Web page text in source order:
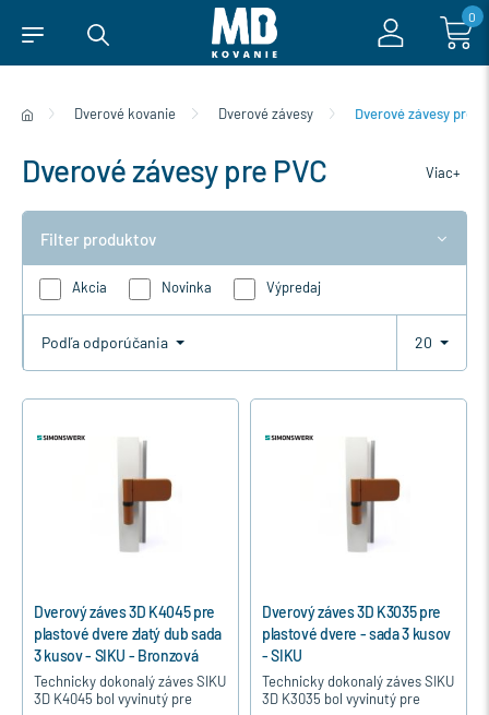
0
Dverové kovanie Dverové závesy Dverové závesy pre
Dverové závesy pre PVC Viac+
Filter produktov
Akcia Novinka Výpredaj
Podľa odporúčania 20
Dverový záves 3D K4045 pre
plastové dvere zlatý dub sada
3 kusov - SIKU - Bronzová
Technicky dokonalý záves SIKU
3D K4045 bol vyvinutý pre
Dverový záves 3D K3035 pre
plastové dvere - sada 3 kusov
- SIKU
Technicky dokonalý záves SIKU
3D K3035 bol vyvinutý pre